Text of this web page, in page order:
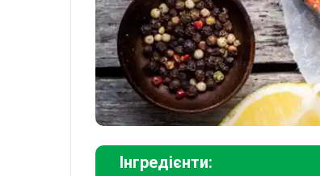
Інгредієнти: